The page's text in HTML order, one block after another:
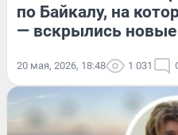
по Байкалу, на
— вскрылись новые
20 мая, 2026, 18:48 1 031